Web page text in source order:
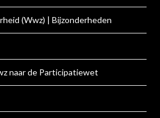
(Wwz) | Bijzonderheden
naar de Participatiewet